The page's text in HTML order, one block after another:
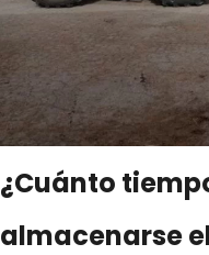
¿Cuánto
almacenarse